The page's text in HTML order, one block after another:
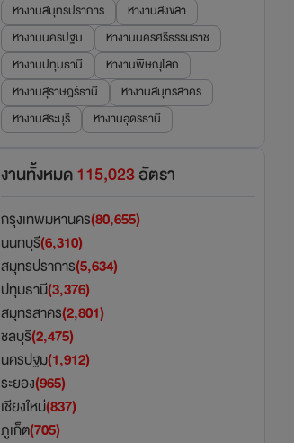
หางานสมุทรปราการ
หางานสงขลา
หางานนครปฐม
หางานนครศรีธรรมราช
หางานปทุมธานี
หางานพิษณุโลก
หางานสุราษฎร์ธานี
หางานสมุทรสาคร
หางานสระบุรี
หางานอุดรธานี
งานทั้งหมด115,023อัตรา
กรุงเทพมหานคร(80,655)
นนทบุรี(6,310)
สมุทรปราการ(5,634)
ปทุมธานี(3,376)
สมุทรสาคร(2,801)
ชลบุรี(2,475)
นครปฐม(1,912)
ระยอง(965)
เชียงใหม่(837)
ภูเก็ต(705)